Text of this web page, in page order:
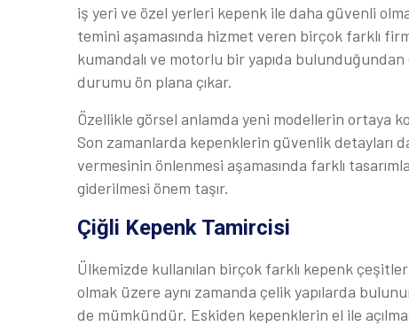
iş yeri ve özel yerleri kepenk ile daha güvenli
temini aşamasında hizmet veren birçok farklı
kumandalı ve motorlu bir yapıda bulunduğundan
durumu ön plana çıkar.
Özellikle görsel anlamda yeni modellerin ortaya
Son zamanlarda kepenklerin güvenlik detayları
vermesinin önlenmesi aşamasında farklı
giderilmesi önem taşır.
Çiğli Kepenk Tamircisi
Ülkemizde kullanılan birçok farklı kepenk
olmak üzere aynı zamanda çelik yapılarda
de mümkündür. Eskiden kepenklerin el ile